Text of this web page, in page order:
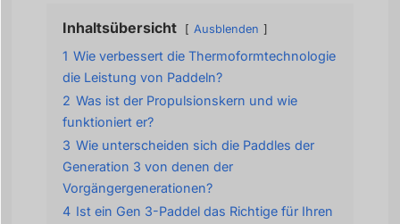
Inhaltsübersicht Ausblenden
1 Wie verbessert die Thermoformtechnologie
die Leistung von Paddeln?
2 Was ist der Propulsionskern und wie
funktioniert er?
3 Wie unterscheiden sich die Paddles der
Generation 3 von denen der
Vorgängergenerationen?
4 Ist ein Gen 3-Paddel das Richtige für Ihren